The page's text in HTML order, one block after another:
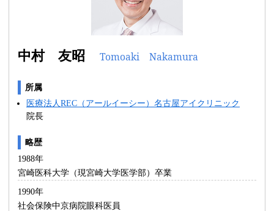
中村 友昭 Tomoaki Nakamura
所属
医療法人REC（アールイーシー）名古屋アイクリニック
院長
略歴
1988年
宮崎医科大学（現宮崎大学医学部）卒業
1990年
社会保険中京病院眼科医員